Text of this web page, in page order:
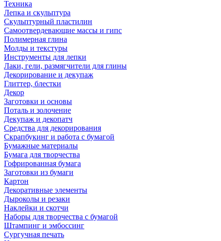
Техника
Лепка и скульптура
Скульптурный пластилин
Самоотвердевающие массы и гипс
Полимерная глина
Молды и текстуры
Инструменты для лепки
Лаки, гели, размягчители для глины
Декорирование и декупаж
Глиттер, блестки
Декор
Заготовки и основы
Поталь и золочение
Декупаж и декопатч
Средства для декорирования
Скрапбукинг и работа с бумагой
Бумажные материалы
Бумага для творчества
Гофрированная бумага
Заготовки из бумаги
Картон
Декоративные элементы
Дыроколы и резаки
Наклейки и скотчи
Наборы для творчества с бумагой
Штампинг и эмбоссинг
Сургучная печать